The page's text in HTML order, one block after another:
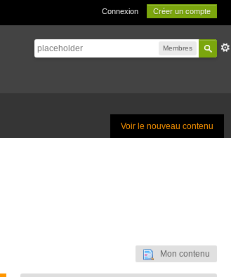
Connexion Créer un compte
Membres
Voir le nouveau contenu
Mon contenu